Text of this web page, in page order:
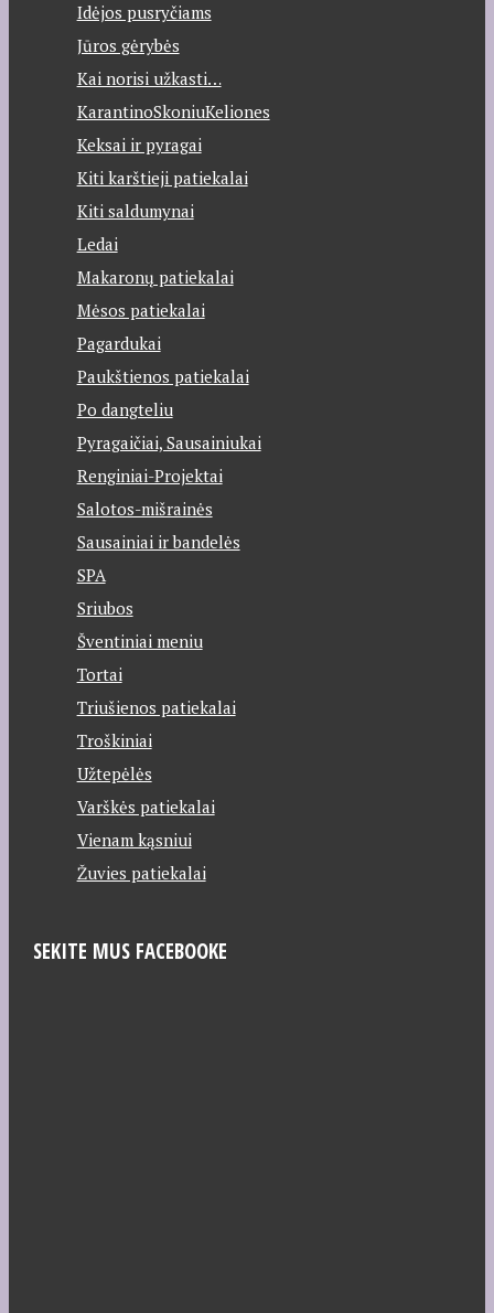
Idėjos pusryčiams
Jūros gėrybės
Kai norisi užkasti…
KarantinoSkoniuKeliones
Keksai ir pyragai
Kiti karštieji patiekalai
Kiti saldumynai
Ledai
Makaronų patiekalai
Mėsos patiekalai
Pagardukai
Paukštienos patiekalai
Po dangteliu
Pyragaičiai, Sausainiukai
Renginiai-Projektai
Salotos-mišrainės
Sausainiai ir bandelės
SPA
Sriubos
Šventiniai meniu
Tortai
Triušienos patiekalai
Troškiniai
Užtepėlės
Varškės patiekalai
Vienam kąsniui
Žuvies patiekalai
SEKITE MUS FACEBOOKE